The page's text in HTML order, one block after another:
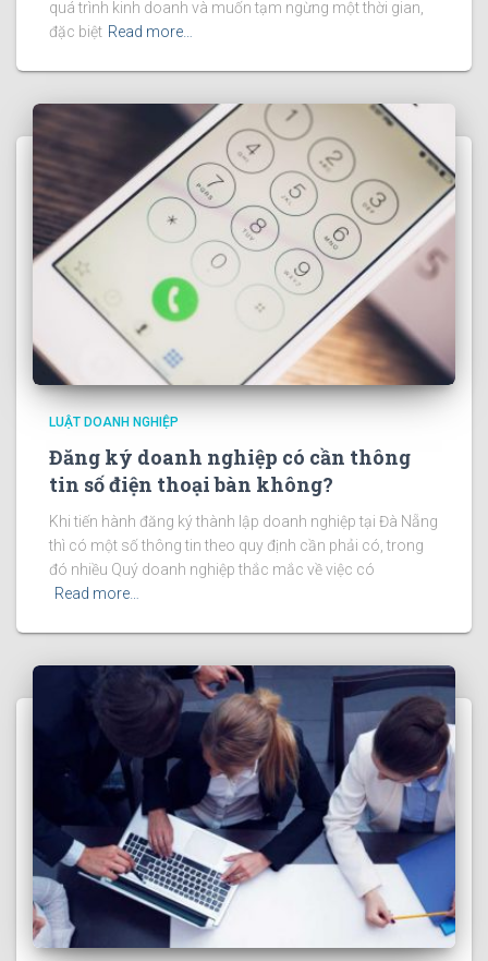
quá trình kinh doanh và muốn tạm ngừng một thời gian,
đặc biệt Read more…
LUẬT DOANH NGHIỆP
Đăng ký doanh nghiệp có cần thông
tin số điện thoại bàn không?
Khi tiến hành đăng ký thành lập doanh nghiệp tại Đà Nẵng
thì có một số thông tin theo quy định cần phải có, trong
đó nhiều Quý doanh nghiệp thắc mắc về việc có
Read more…